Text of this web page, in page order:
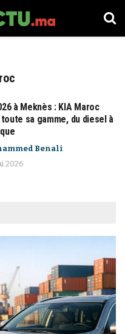
à Meknès : KIA Maroc
sa gamme, du diesel à
Benali
2026